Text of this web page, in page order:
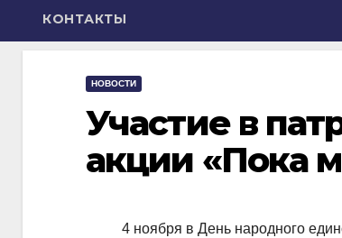
КОНТАКТЫ
НОВОСТИ
Участие в
акции «Пока
4 ноября в День народного